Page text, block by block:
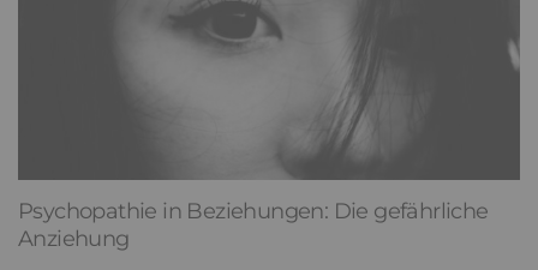
Psychopathie in Beziehungen: Die gefährliche
Anziehung